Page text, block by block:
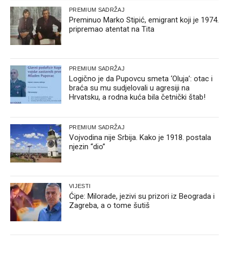
PREMIUM SADRŽAJ
Preminuo Marko Stipić, emigrant koji je 1974.
pripremao atentat na Tita
PREMIUM SADRŽAJ
Logično je da Pupovcu smeta ‘Oluja’: otac i
braća su mu sudjelovali u agresiji na
Hrvatsku, a rodna kuća bila četnički štab!
PREMIUM SADRŽAJ
Vojvodina nije Srbija. Kako je 1918. postala
njezin “dio”
VIJESTI
Ćipe: Milorade, jezivi su prizori iz Beograda i
Zagreba, a o tome šutiš